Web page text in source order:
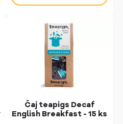
Čaj teapigs Decaf
English Breakfast - 15 ks